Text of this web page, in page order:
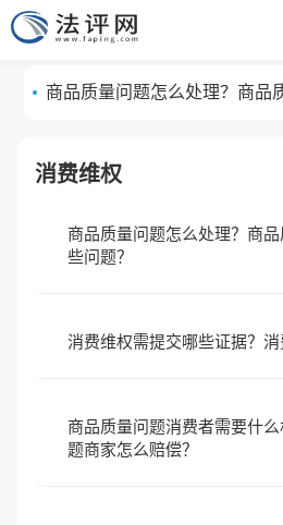
商品质量问题消费者需要什么
题商家怎么赔偿？
商品质量问题怎么处理？商品
题商家怎么赔偿？
商品质量问题怎么处理？商品
消费维权
商品质量问题怎么处理？商
些问题？
消费维权需提交哪些证据？消
商品质量问题消费者需要什
题商家怎么赔偿？